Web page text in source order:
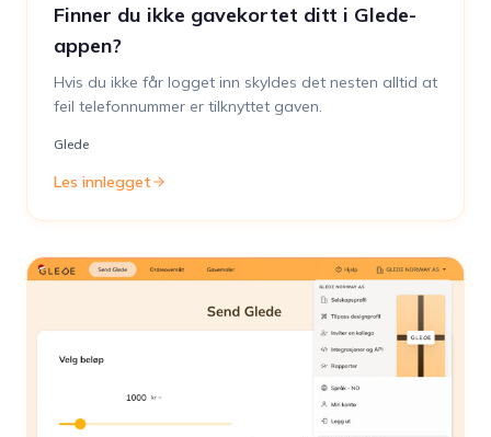
Finner du ikke gavekortet ditt i Glede-
appen?
Hvis du ikke får logget inn skyldes det nesten alltid at
feil telefonnummer er tilknyttet gaven.
Glede
Les innlegget